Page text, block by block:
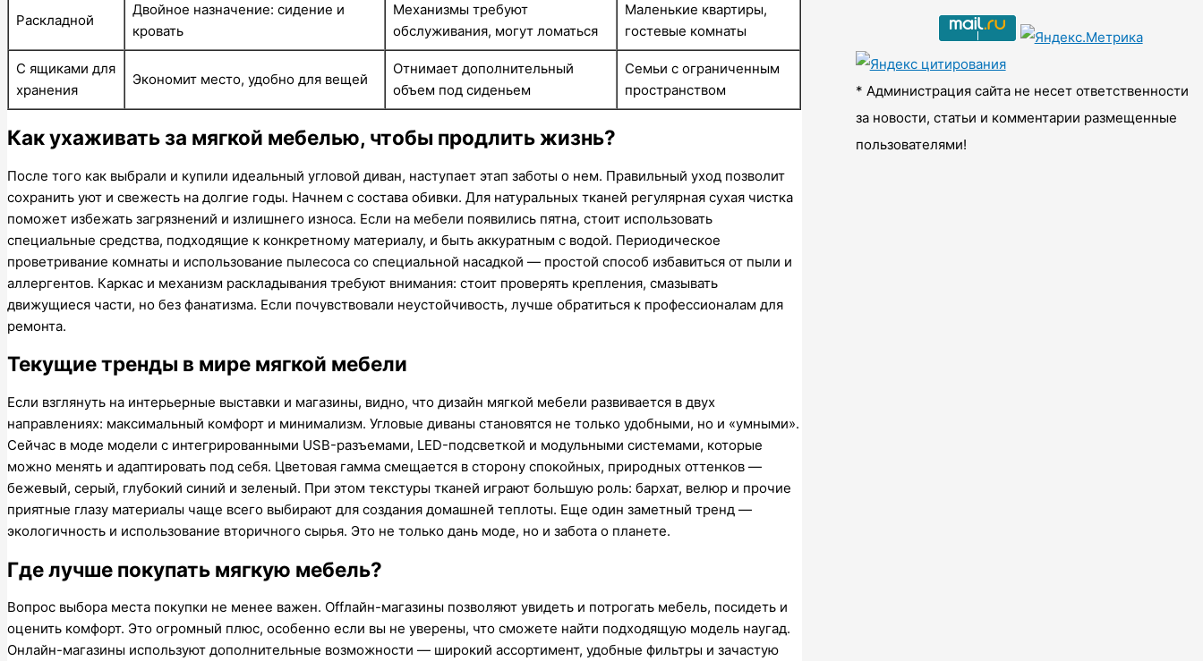
Раскладной
Двойное назначение: сидение и
кровать
Механизмы требуют
обслуживания, могут ломаться
Маленькие квартиры,
гостевые комнаты
С ящиками для
хранения
Экономит место, удобно для вещей
Отнимает дополнительный
объем под сиденьем
Семьи с ограниченным
пространством
Как ухаживать за мягкой мебелью, чтобы продлить жизнь?
После того как выбрали и купили идеальный угловой диван, наступает этап заботы о нем. Правильный уход позволит
сохранить уют и свежесть на долгие годы. Начнем с состава обивки. Для натуральных тканей регулярная сухая чистка
поможет избежать загрязнений и излишнего износа. Если на мебели появились пятна, стоит использовать
специальные средства, подходящие к конкретному материалу, и быть аккуратным с водой. Периодическое
проветривание комнаты и использование пылесоса со специальной насадкой — простой способ избавиться от пыли и
аллергентов. Каркас и механизм раскладывания требуют внимания: стоит проверять крепления, смазывать
движущиеся части, но без фанатизма. Если почувствовали неустойчивость, лучше обратиться к профессионалам для
ремонта.
Текущие тренды в мире мягкой мебели
Если взглянуть на интерьерные выставки и магазины, видно, что дизайн мягкой мебели развивается в двух
направлениях: максимальный комфорт и минимализм. Угловые диваны становятся не только удобными, но и «умными».
Сейчас в моде модели с интегрированными USB-разъемами, LED-подсветкой и модульными системами, которые
можно менять и адаптировать под себя. Цветовая гамма смещается в сторону спокойных, природных оттенков —
бежевый, серый, глубокий синий и зеленый. При этом текстуры тканей играют большую роль: бархат, велюр и прочие
приятные глазу материалы чаще всего выбирают для создания домашней теплоты. Еще один заметный тренд —
экологичность и использование вторичного сырья. Это не только дань моде, но и забота о планете.
Где лучше покупать мягкую мебель?
Вопрос выбора места покупки не менее важен. Оffлайн-магазины позволяют увидеть и потрогать мебель, посидеть и
оценить комфорт. Это огромный плюс, особенно если вы не уверены, что сможете найти подходящую модель наугад.
Онлайн-магазины используют дополнительные возможности — широкий ассортимент, удобные фильтры и зачастую
ы
* Администрация сайта не несет ответственности
за новости, статьи и комментарии размещенные
пользователями!